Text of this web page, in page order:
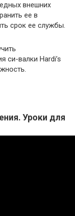
внешних
ее в
срок ее службы.
си-валки Hardi’s
Уроки для